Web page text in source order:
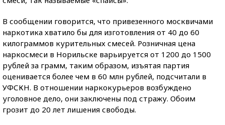
В сообщении говорится, что привезенного москвичами
наркотика хватило бы для изготовления от 40 до 60
килограммов курительных смесей. Розничная цена
наркосмеси в Норильске варьируется от 1200 до 1500
рублей за грамм, таким образом, изъятая партия
оценивается более чем в 60 млн рублей, подсчитали в
УФСКН. В отношении наркокурьеров возбуждено
уголовное дело, они заключены под стражу. Обоим
грозит до 20 лет лишения свободы.